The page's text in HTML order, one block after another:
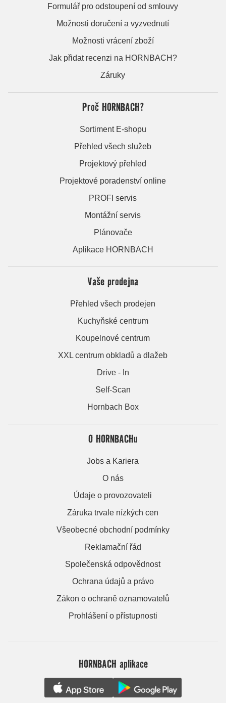
Formulář pro odstoupení od smlouvy
Možnosti doručení a vyzvednutí
Možnosti vrácení zboží
Jak přidat recenzi na HORNBACH?
Záruky
Proč HORNBACH?
Sortiment E-shopu
Přehled všech služeb
Projektový přehled
Projektové poradenství online
PROFI servis
Montážní servis
Plánovače
Aplikace HORNBACH
Vaše prodejna
Přehled všech prodejen
Kuchyňské centrum
Koupelnové centrum
XXL centrum obkladů a dlažeb
Drive - In
Self-Scan
Hornbach Box
O HORNBACHu
Jobs a Kariera
O nás
Údaje o provozovateli
Záruka trvale nízkých cen
Všeobecné obchodní podmínky
Reklamační řád
Společenská odpovědnost
Ochrana údajů a právo
Zákon o ochraně oznamovatelů
Prohlášení o přístupnosti
HORNBACH aplikace